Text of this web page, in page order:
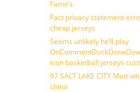
Fame’s
Fact privacy statement
cheap jerseys
Seems unlikely he’ll play
icon basketball jerseys
97 SALT LAKE CITY Matt
china